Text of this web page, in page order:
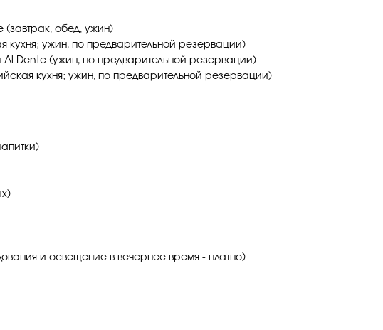
(завтрак, обед, ужин)
кухня; ужин, по предварительной резервации)
Dente (ужин, по предварительной резервации)
кухня; ужин, по предварительной резервации)
и освещение в вечернее время - платно)